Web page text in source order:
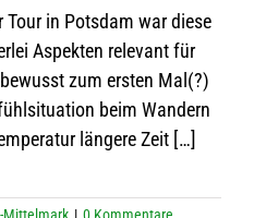
Tour in Pots­dam war diese
Aspek­ten rele­vant für
zum ers­ten Mal(?)
beim Wan­dern
län­gere Zeit […]
Mit­tel­mark | 0 Kom­men­tare